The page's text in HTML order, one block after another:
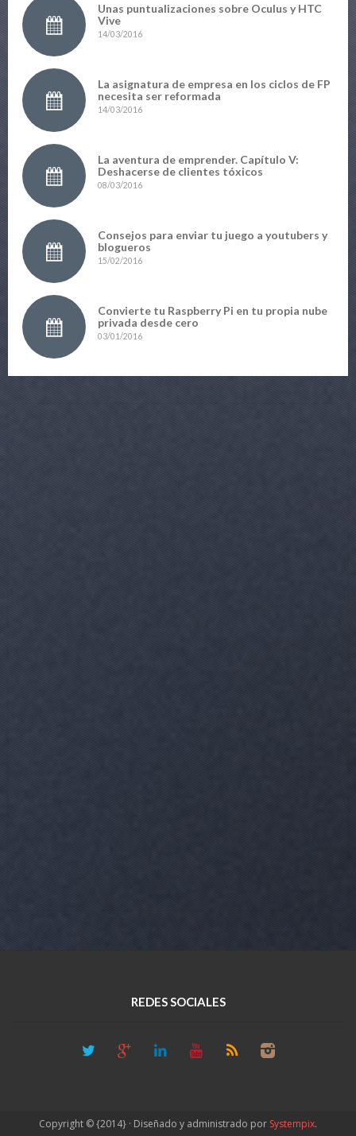
Unas puntualizaciones sobre Oculus y HTC
Vive
14/03/2016
La asignatura de empresa en los ciclos de FP
necesita ser reformada
14/03/2016
La aventura de emprender. Capítulo V:
Deshacerse de clientes tóxicos
08/03/2016
Consejos para enviar tu juego a youtubers y
blogueros
15/02/2016
Convierte tu Raspberry Pi en tu propia nube
privada desde cero
03/01/2016
REDES SOCIALES
Copyright © {2014} · Diseñado y administrado por Systempix.